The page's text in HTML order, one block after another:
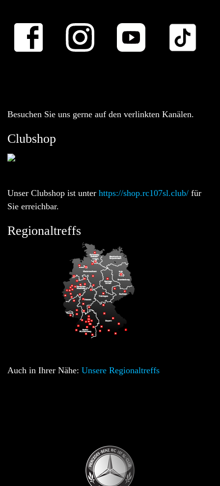
Besuchen Sie uns gerne auf den verlinkten Kanälen.
Clubshop
Unser Clubshop ist unter https://shop.rc107sl.club/ für
Sie erreichbar.
Regionaltreffs
Auch in Ihrer Nähe: Unsere Regionaltreffs